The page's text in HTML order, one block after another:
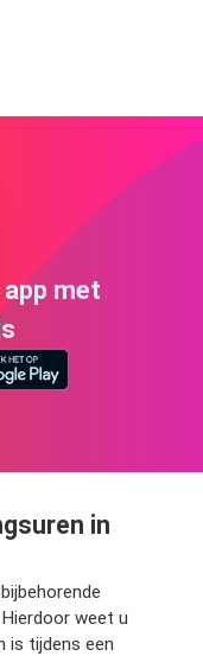
met
in
weet u
is tijdens een